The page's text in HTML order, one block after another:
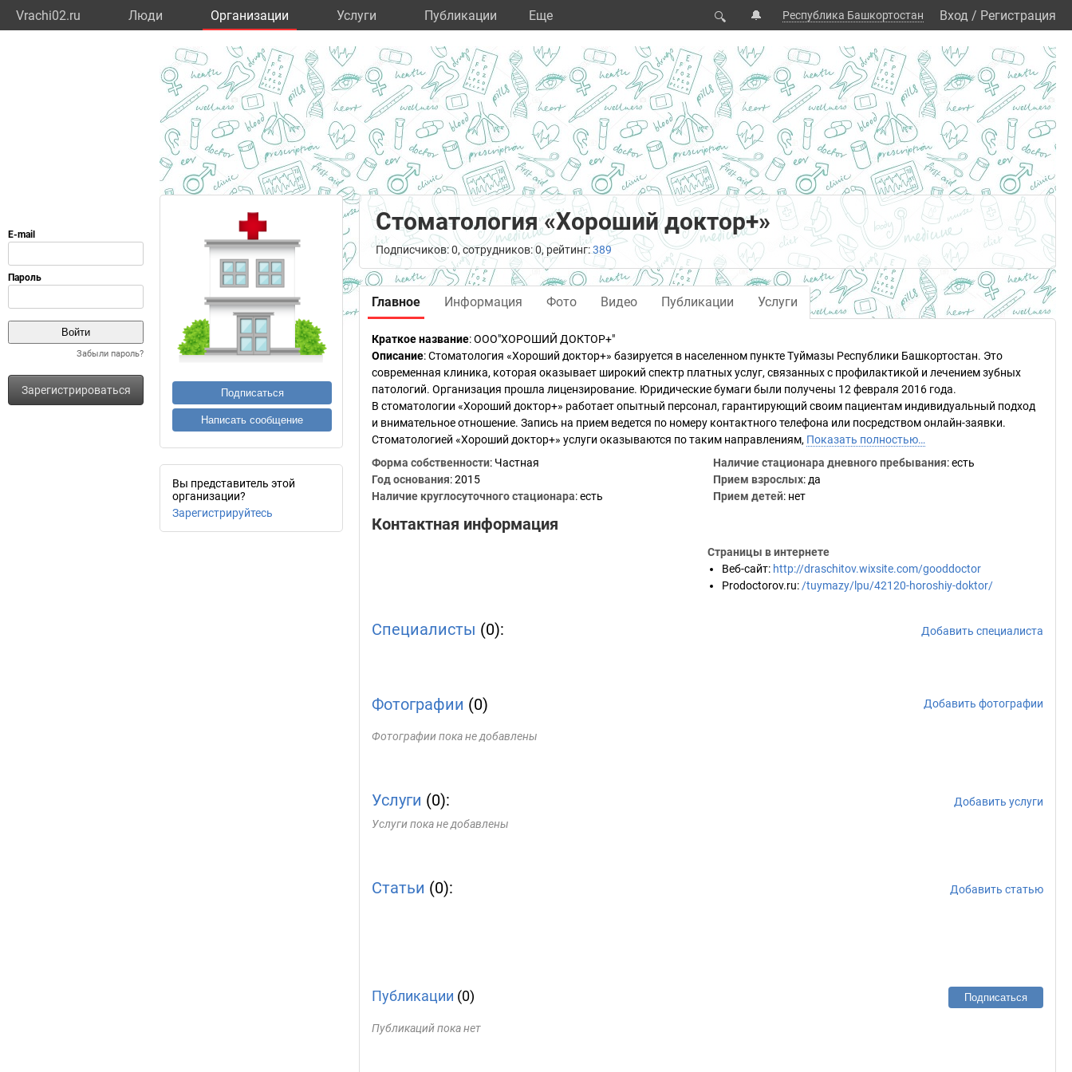
Vrachi02.ru Люди Организации Услуги Публикации Eще 🔍 🔔 Республика Башкортостан Вход / Регистрация
Забыли пароль?
Зарегистрироваться Подписаться
Написать сообщение
Вы представитель этой
организации?
Зарегистрируйтесь
Стоматология «Хороший доктор+»
Подписчиков: 0, сотрудников: 0, рейтинг:389
Главное Информация Фото Видео Публикации Услуги
Краткое название:ООО"ХОРОШИЙ ДОКТОР+"
Описание: Стоматология «Хороший доктор+» базируется в населенном пункте Туймазы Республики Башкортостан. Это
современная клиника, которая оказывает широкий спектр платных услуг, связанных с профилактикой и лечением зубных
патологий. Организация прошла лицензирование. Юридические бумаги были получены 12 февраля 2016 года.
В стоматологии «Хороший доктор+» работает опытный персонал, гарантирующий своим пациентам индивидуальный подход
и внимательное отношение. Запись на прием ведется по номеру контактного телефона или посредством онлайн-заявки.
Стоматологией «Хороший доктор+» услуги оказываются по таким направлениям, Показать полностью…
Форма собственности: Частная
Год основания:2015
Наличие круглосуточного стационара: есть
Наличие стационара дневного пребывания: есть
Прием взрослых: да
Прием детей: нет
Контактная информация
Страницы в интернете
Веб-сайт: http://draschitov.wixsite.com/gooddoctor
Prodoctorov.ru: /tuymazy/lpu/42120-horoshiy-doktor/
Специалисты (0): Добавить специалиста
Фотографии (0) Добавить фотографии
Фотографии пока не добавлены
Услуги (0):
Добавить услуги
Услуги пока не добавлены
Статьи (0): Добавить статью
Публикации (0) Подписаться
Публикаций пока нет